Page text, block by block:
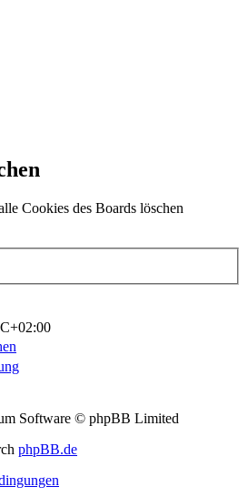
Cookies des Boards löschen
Software © phpBB Limited
phpBB.de